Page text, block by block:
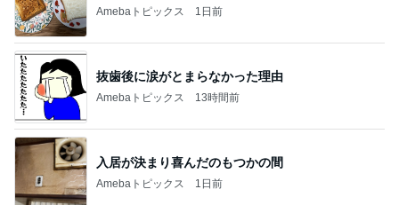
Amebaトピックス 1日前
抜歯後に涙がとまらなかった理由
Amebaトピックス 13時間前
入居が決まり喜んだのもつかの間
Amebaトピックス 1日前